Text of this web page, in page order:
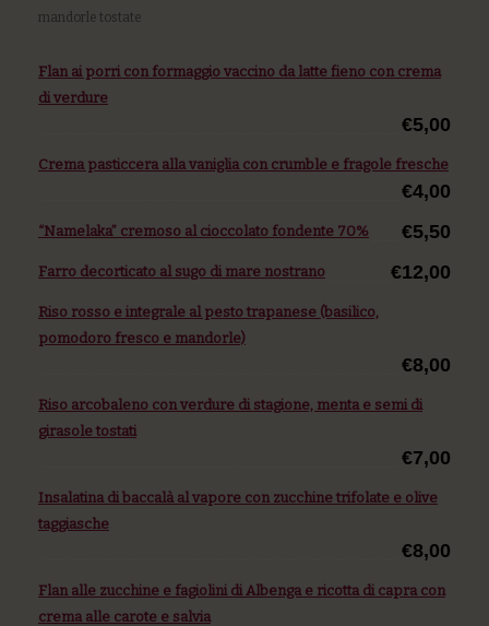
mandorle tostate
Flan ai porri con formaggio vaccino da latte fieno con crema
di verdure
€5,00
Crema pasticcera alla vaniglia con crumble e fragole fresche
€4,00
“Namelaka” cremoso al cioccolato fondente 70% €5,50
Farro decorticato al sugo di mare nostrano €12,00
Riso rosso e integrale al pesto trapanese (basilico,
pomodoro fresco e mandorle)
€8,00
Riso arcobaleno con verdure di stagione, menta e semi di
girasole tostati
€7,00
Insalatina di baccalà al vapore con zucchine trifolate e olive
taggiasche
€8,00
Flan alle zucchine e fagiolini di Albenga e ricotta di capra con
crema alle carote e salvia